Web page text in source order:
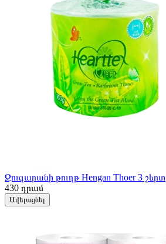
Զուգարանի թուղթ Hengan Thoer 3 շերտ
430 դրամ
Ավելացնել